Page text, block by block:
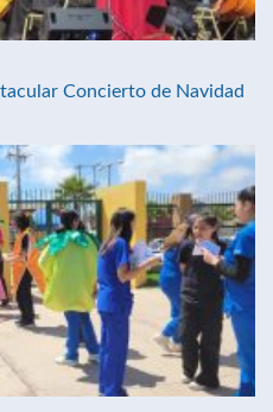
Concierto de Navidad